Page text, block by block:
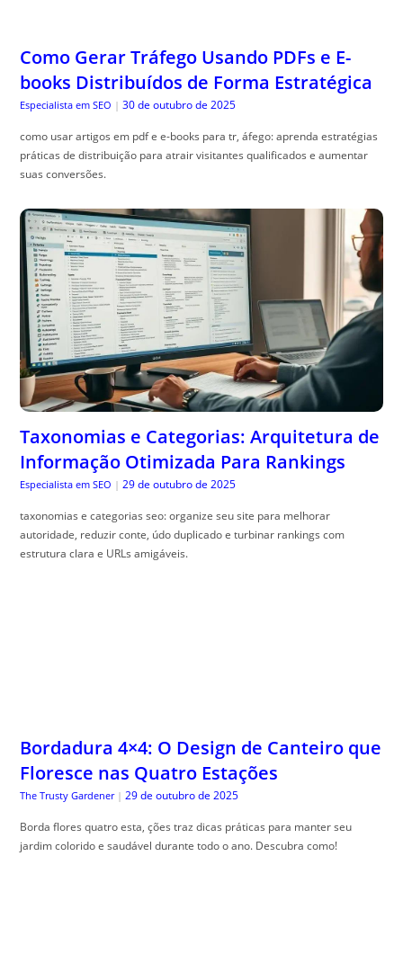
Como Gerar Tráfego Usando PDFs e E-
books Distribuídos de Forma Estratégica
Especialista em SEO | 30 de outubro de 2025
como usar artigos em pdf e e-books para tr, áfego: aprenda estratégias
práticas de distribuição para atrair visitantes qualificados e aumentar
suas conversões.
Taxonomias e Categorias: Arquitetura de
Informação Otimizada Para Rankings
Especialista em SEO | 29 de outubro de 2025
taxonomias e categorias seo: organize seu site para melhorar
autoridade, reduzir conte, údo duplicado e turbinar rankings com
estrutura clara e URLs amigáveis.
Bordadura 4×4: O Design de Canteiro que
Floresce nas Quatro Estações
The Trusty Gardener | 29 de outubro de 2025
Borda flores quatro esta, ções traz dicas práticas para manter seu
jardim colorido e saudável durante todo o ano. Descubra como!